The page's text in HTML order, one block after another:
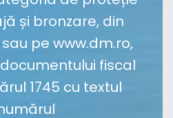
și bronzare, din
pe www.dm.ro,
fiscal
1745 cu textul